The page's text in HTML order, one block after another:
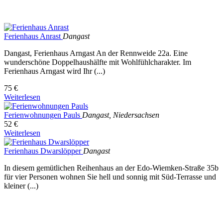
Ferienhaus Anrast Dangast
Dangast, Ferienhaus Arngast An der Rennweide 22a. Eine
wunderschöne Doppelhaushälfte mit Wohlfühlcharakter. Im
Ferienhaus Arngast wird Ihr (...)
75 €
Weiterlesen
Ferienwohnungen Pauls Dangast, Niedersachsen
52 €
Weiterlesen
Ferienhaus Dwarslöpper Dangast
In diesem gemütlichen Reihenhaus an der Edo-Wiemken-Straße 35b
für vier Personen wohnen Sie hell und sonnig mit Süd-Terrasse und
kleiner (...)